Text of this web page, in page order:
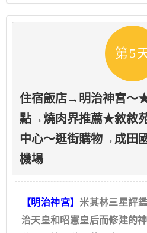
第5
住宿飯店→明治神宮～
點→燒肉界推薦★敘敘
中心～逛街購物→成田
機場
【明治神宮】 米其林三星評
治天皇和昭憲皇后而修建的